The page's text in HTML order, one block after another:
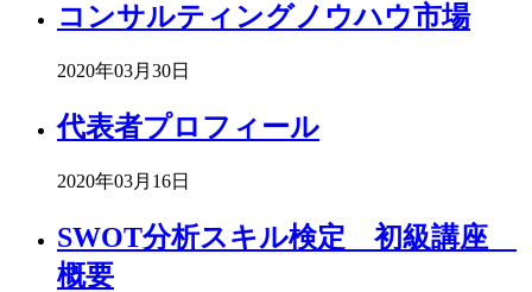
コンサルティングノウハウ市場
2020年03月30日
代表者プロフィール
2020年03月16日
SWOT分析スキル検定 初級講座
概要